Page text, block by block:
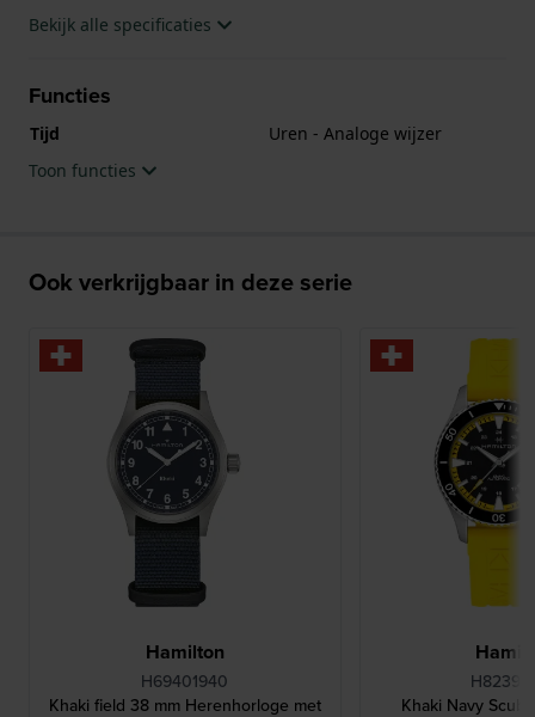
Bekijk alle specificaties
Functies
Tijd
Uren - Analoge wijzer
Toon functies
Ook verkrijgbaar in deze serie
Hamilton
H69401940
Khaki field 38 mm Herenhorloge met
Khaki Navy